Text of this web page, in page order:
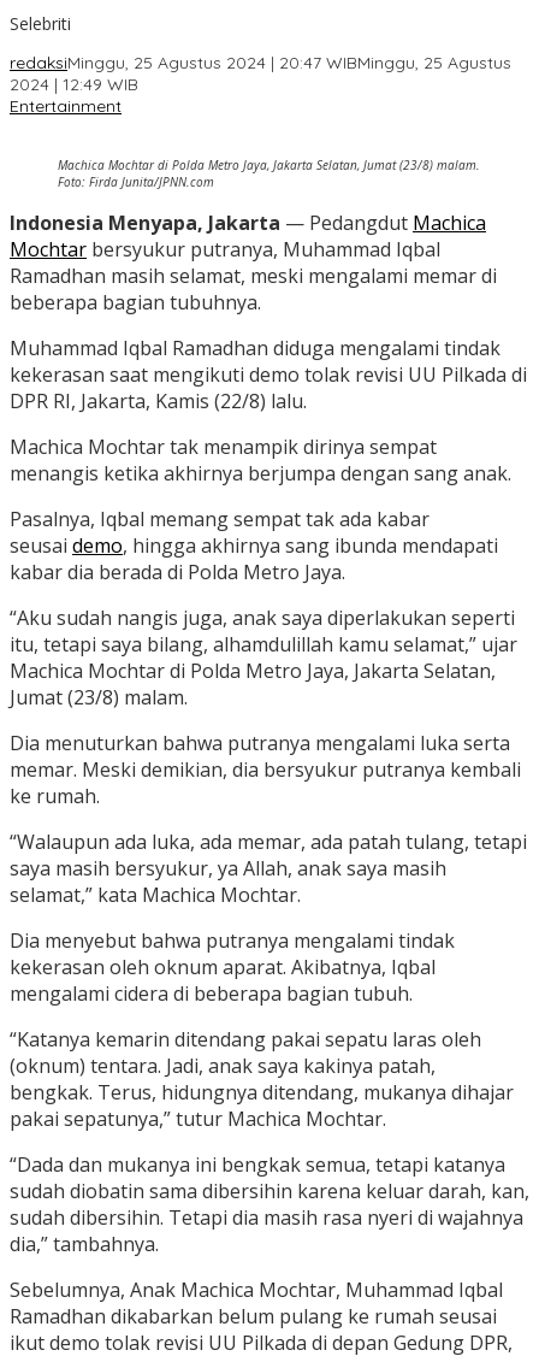
Selebriti
redaksiMinggu, 25 Agustus 2024 | 20:47 WIBMinggu, 25 Agustus
2024 | 12:49 WIB
Entertainment
Machica Mochtar di Polda Metro Jaya, Jakarta Selatan, Jumat (23/8) malam.
Foto: Firda Junita/JPNN.com
Indonesia Menyapa, Jakarta — Pedangdut Machica
Mochtar bersyukur putranya, Muhammad Iqbal
Ramadhan masih selamat, meski mengalami memar di
beberapa bagian tubuhnya.
Muhammad Iqbal Ramadhan diduga mengalami tindak
kekerasan saat mengikuti demo tolak revisi UU Pilkada di
DPR RI, Jakarta, Kamis (22/8) lalu.
Machica Mochtar tak menampik dirinya sempat
menangis ketika akhirnya berjumpa dengan sang anak.
Pasalnya, Iqbal memang sempat tak ada kabar
seusai demo, hingga akhirnya sang ibunda mendapati
kabar dia berada di Polda Metro Jaya.
“Aku sudah nangis juga, anak saya diperlakukan seperti
itu, tetapi saya bilang, alhamdulillah kamu selamat,” ujar
Machica Mochtar di Polda Metro Jaya, Jakarta Selatan,
Jumat (23/8) malam.
Dia menuturkan bahwa putranya mengalami luka serta
memar. Meski demikian, dia bersyukur putranya kembali
ke rumah.
“Walaupun ada luka, ada memar, ada patah tulang, tetapi
saya masih bersyukur, ya Allah, anak saya masih
selamat,” kata Machica Mochtar.
Dia menyebut bahwa putranya mengalami tindak
kekerasan oleh oknum aparat. Akibatnya, Iqbal
mengalami cidera di beberapa bagian tubuh.
“Katanya kemarin ditendang pakai sepatu laras oleh
(oknum) tentara. Jadi, anak saya kakinya patah,
bengkak. Terus, hidungnya ditendang, mukanya dihajar
pakai sepatunya,” tutur Machica Mochtar.
“Dada dan mukanya ini bengkak semua, tetapi katanya
sudah diobatin sama dibersihin karena keluar darah, kan,
sudah dibersihin. Tetapi dia masih rasa nyeri di wajahnya
dia,” tambahnya.
Sebelumnya, Anak Machica Mochtar, Muhammad Iqbal
Ramadhan dikabarkan belum pulang ke rumah seusai
ikut demo tolak revisi UU Pilkada di depan Gedung DPR,